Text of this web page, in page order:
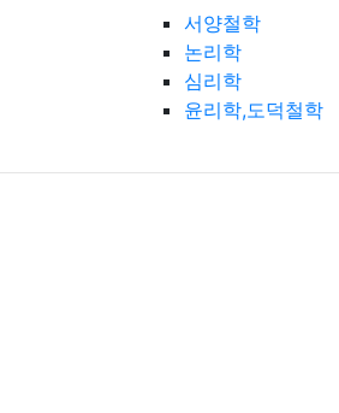
서양철학
논리학
심리학
윤리학,도덕철학